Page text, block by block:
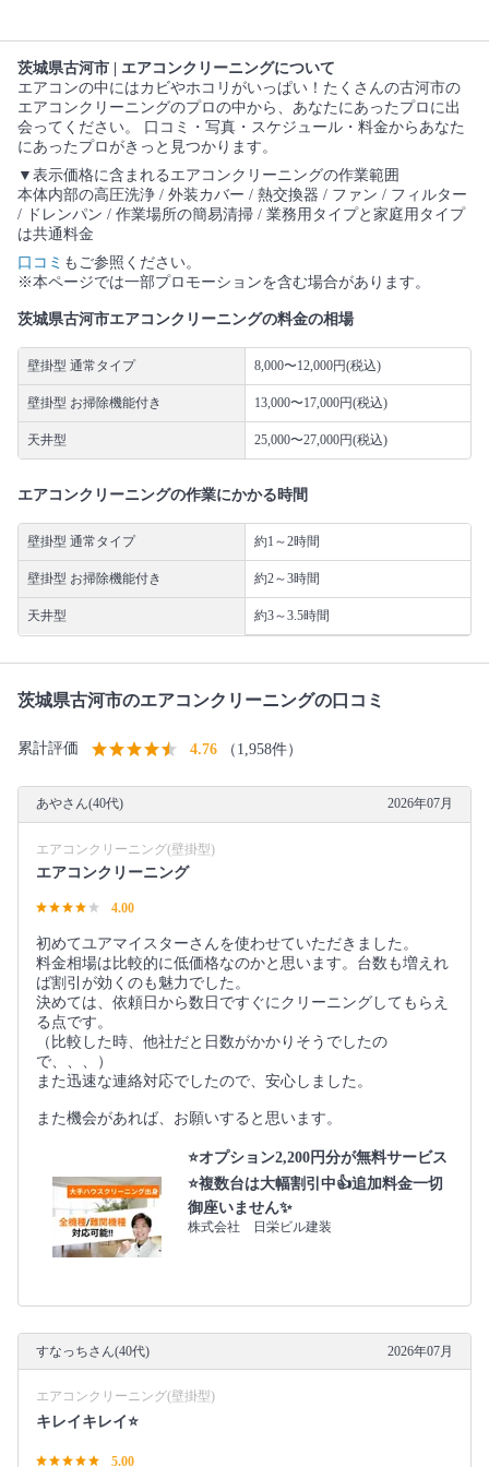
茨城県古河市 | エアコンクリーニングについて
エアコンの中にはカビやホコリがいっぱい！たくさんの古河市の
エアコンクリーニングのプロの中から、あなたにあったプロに出
会ってください。 口コミ・写真・スケジュール・料金からあなた
にあったプロがきっと見つかります。
▼表示価格に含まれるエアコンクリーニングの作業範囲
本体内部の高圧洗浄 / 外装カバー / 熱交換器 / ファン / フィルター
/ ドレンパン / 作業場所の簡易清掃 / 業務用タイプと家庭用タイプ
は共通料金
口コミ もご参照ください。
※本ページでは一部プロモーションを含む場合があります。
茨城県古河市エアコンクリーニングの料金の相場
壁掛型 通常タイプ 8,000〜12,000円(税込)
壁掛型 お掃除機能付き 13,000〜17,000円(税込)
天井型 25,000〜27,000円(税込)
エアコンクリーニングの作業にかかる時間
壁掛型 通常タイプ 約1～2時間
壁掛型 お掃除機能付き 約2～3時間
天井型 約3～3.5時間
茨城県古河市のエアコンクリーニングの口コミ
累計評価 4.76 （1,958件）
あやさん(40代) 2026年07月
エアコンクリーニング(壁掛型)
エアコンクリーニング
4.00
初めてユアマイスターさんを使わせていただきました。
料金相場は比較的に低価格なのかと思います。台数も増えれ
ば割引が効くのも魅力でした。
決めては、依頼日から数日ですぐにクリーニングしてもらえ
る点です。
（比較した時、他社だと日数がかかりそうでしたの
で、、、）
また迅速な連絡対応でしたので、安心しました。
また機会があれば、お願いすると思います。
⭐オプション2,200円分が無料サービス
⭐複数台は大幅割引中👍追加料金一切
御座いません✨
株式会社 日栄ビル建装
すなっちさん(40代) 2026年07月
エアコンクリーニング(壁掛型)
キレイキレイ⭐️
5.00